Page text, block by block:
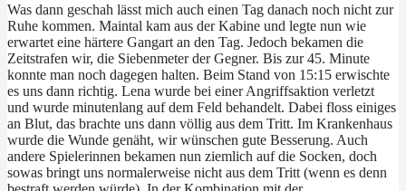
Was dann geschah lässt mich auch einen Tag danach noch nicht zur
Ruhe kommen. Maintal kam aus der Kabine und legte nun wie
erwartet eine härtere Gangart an den Tag. Jedoch bekamen die
Zeitstrafen wir, die Siebenmeter der Gegner. Bis zur 45. Minute
konnte man noch dagegen halten. Beim Stand von 15:15 erwischte
es uns dann richtig. Lena wurde bei einer Angriffsaktion verletzt
und wurde minutenlang auf dem Feld behandelt. Dabei floss einiges
an Blut, das brachte uns dann völlig aus dem Tritt. Im Krankenhaus
wurde die Wunde genäht, wir wünschen gute Besserung. Auch
andere Spielerinnen bekamen nun ziemlich auf die Socken, doch
sowas bringt uns normalerweise nicht aus dem Tritt (wenn es denn